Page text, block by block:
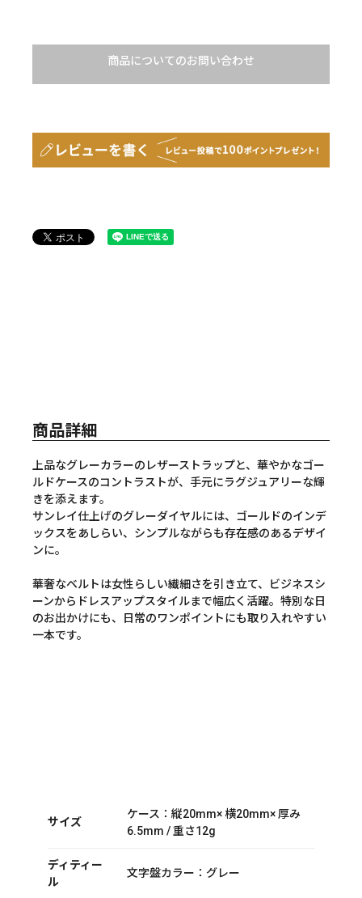
商品についてのお問い合わせ
商品詳細
上品なグレーカラーのレザーストラップと、華やかなゴー
ルドケースのコントラストが、手元にラグジュアリーな輝
きを添えます。
サンレイ仕上げのグレーダイヤルには、ゴールドのインデ
ックスをあしらい、シンプルながらも存在感のあるデザイ
ンに。
華奢なベルトは女性らしい繊細さを引き立て、ビジネスシ
ーンからドレスアップスタイルまで幅広く活躍。特別な日
のお出かけにも、日常のワンポイントにも取り入れやすい
一本です。
サイズ
ケース：縦20mm× 横20mm× 厚み
6.5mm / 重さ12g
ディティー
ル
文字盤カラー：グレー